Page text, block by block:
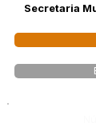
Secretaria